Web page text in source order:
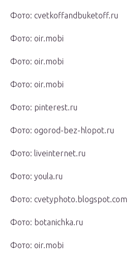
Фото: cvetkoffandbuketoff.ru
Фото: oir.mobi
Фото: oir.mobi
Фото: oir.mobi
Фото: pinterest.ru
Фото: ogorod-bez-hlopot.ru
Фото: liveinternet.ru
Фото: youla.ru
Фото: cvetyphoto.blogspot.com
Фото: botanichka.ru
Фото: oir.mobi